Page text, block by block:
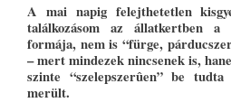
A mai napig felejthetetlen
találkozásom az állatkertben a
formája, nem is “fürge,
– mert mindezek nincsenek is,
szinte “szelepszerûen” be
merült.